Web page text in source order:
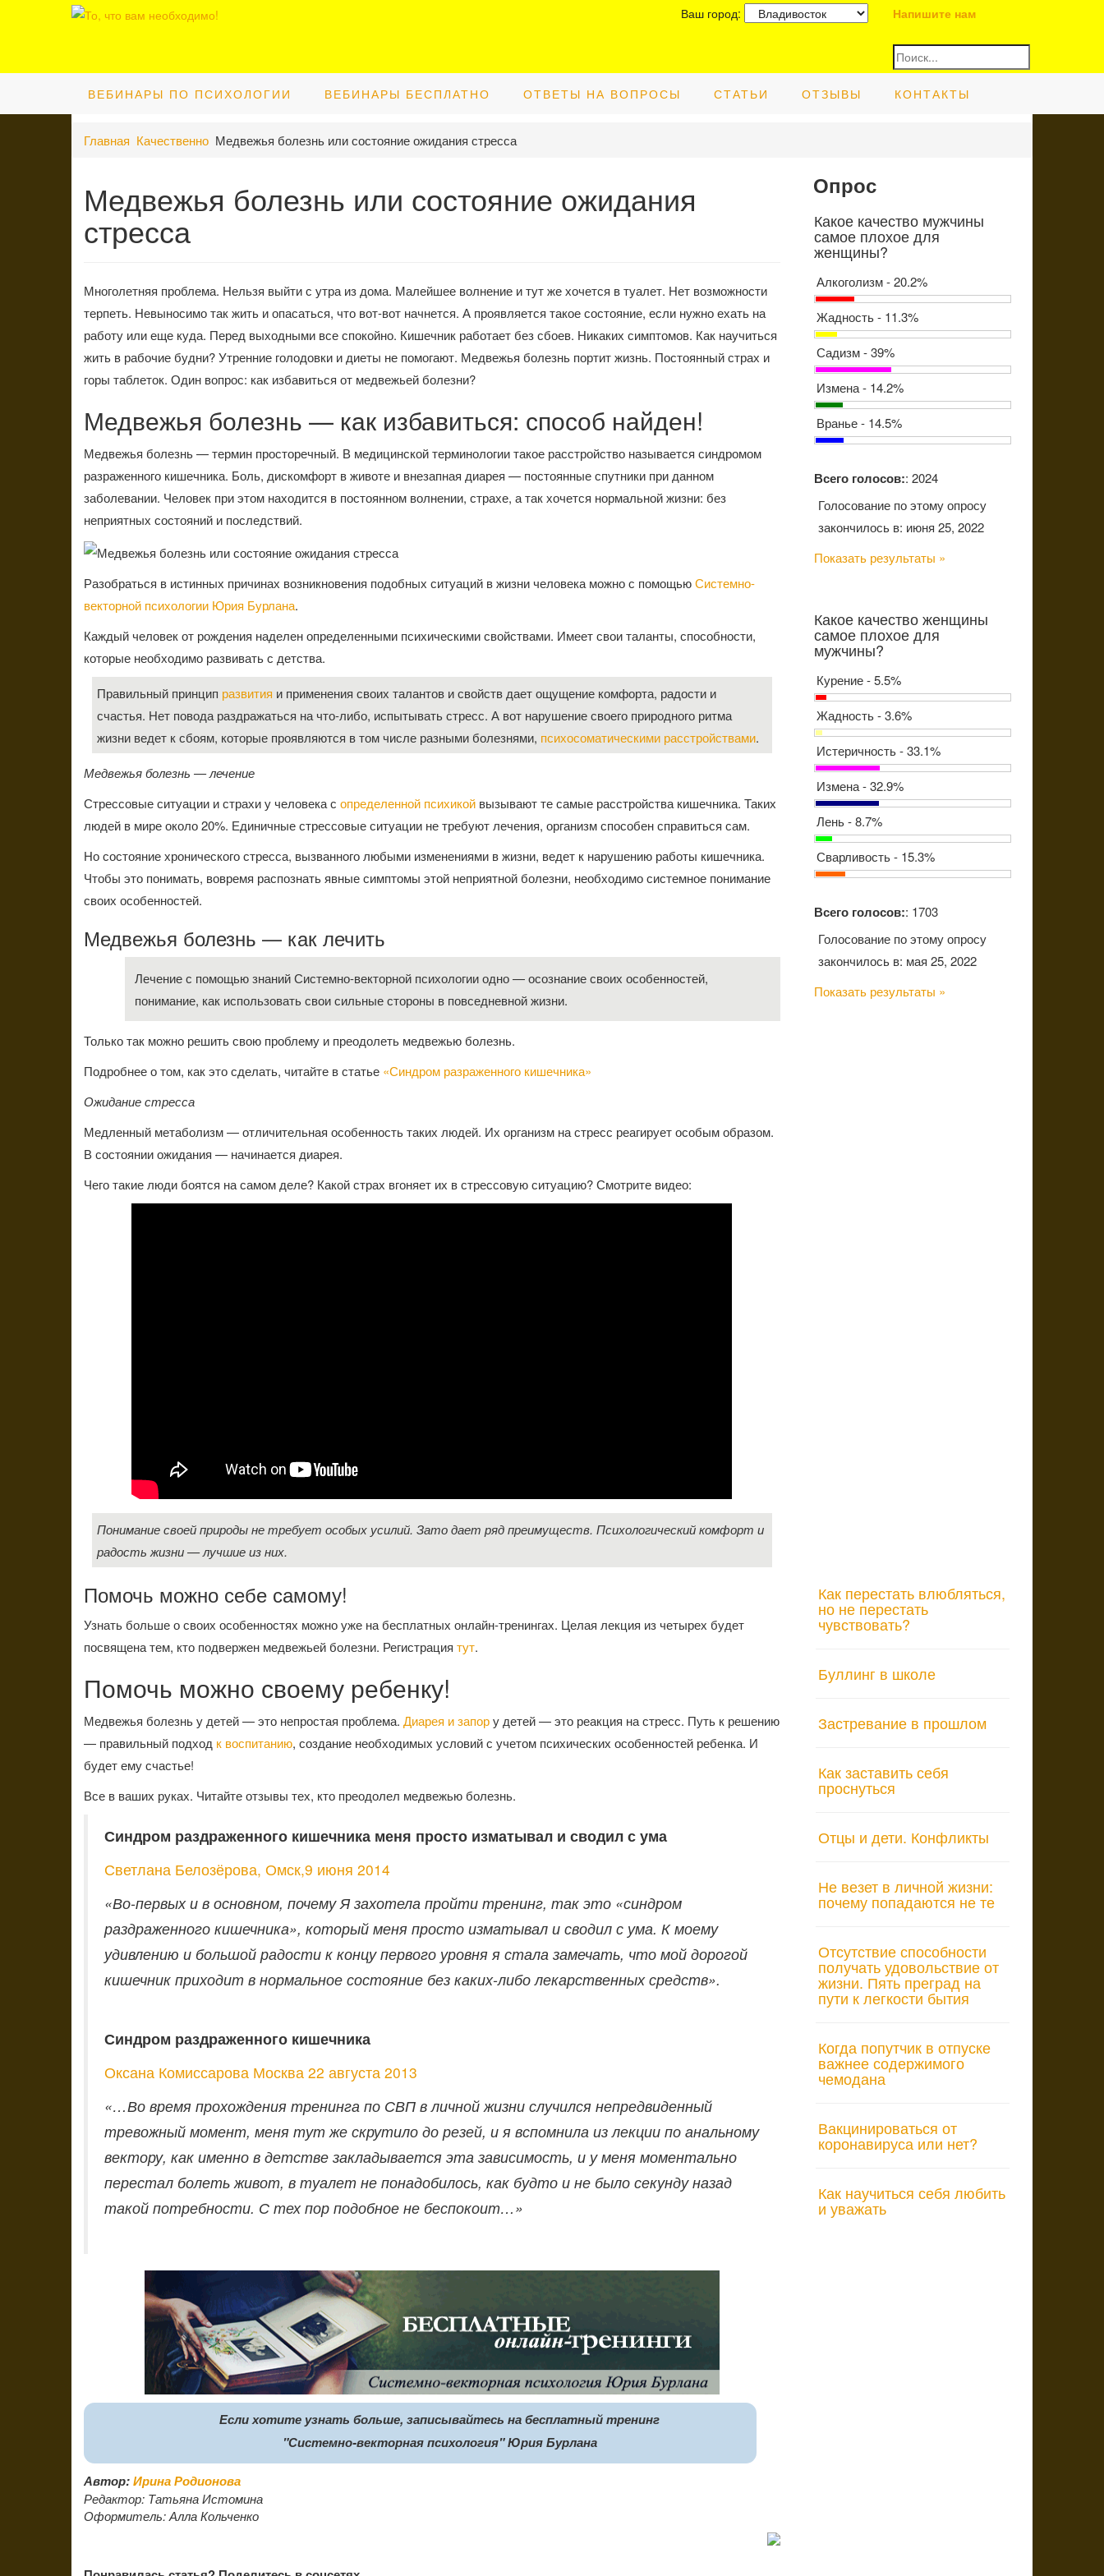
Ваш город: Напишите нам
ВЕБИНАРЫ ПО ПСИХОЛОГИИ ВЕБИНАРЫ БЕСПЛАТНО ОТВЕТЫ НА ВОПРОСЫ СТАТЬИ ОТЗЫВЫ КОНТАКТЫ
Главная Качественно Медвежья болезнь или состояние ожидания стресса
Медвежья болезнь или состояние ожидания
стресса
Многолетняя проблема. Нельзя выйти с утра из дома. Малейшее волнение и тут же хочется в туалет. Нет возможности
терпеть. Невыносимо так жить и опасаться, что вот-вот начнется. А проявляется такое состояние, если нужно ехать на
работу или еще куда. Перед выходными все спокойно. Кишечник работает без сбоев. Никаких симптомов. Как научиться
жить в рабочие будни? Утренние голодовки и диеты не помогают. Медвежья болезнь портит жизнь. Постоянный страх и
горы таблеток. Один вопрос: как избавиться от медвежьей болезни?
Медвежья болезнь — как избавиться: способ найден!
Медвежья болезнь — термин просторечный. В медицинской терминологии такое расстройство называется синдромом
разраженного кишечника. Боль, дискомфорт в животе и внезапная диарея — постоянные спутники при данном
заболевании. Человек при этом находится в постоянном волнении, страхе, а так хочется нормальной жизни: без
неприятных состояний и последствий.
Разобраться в истинных причинах возникновения подобных ситуаций в жизни человека можно с помощьюСистемно-
векторной психологии Юрия Бурлана.
Каждый человек от рождения наделен определенными психическими свойствами. Имеет свои таланты, способности,
которые необходимо развивать с детства.
Правильный принцип развития и применения своих талантов и свойств дает ощущение комфорта, радости и
счастья. Нет повода раздражаться на что-либо, испытывать стресс. А вот нарушение своего природного ритма
жизни ведет к сбоям, которые проявляются в том числе разными болезнями, психосоматическими расстройствами.
Медвежья болезнь — лечение
Стрессовые ситуации и страхи у человека с определенной психикой вызывают те самые расстройства кишечника. Таких
людей в мире около 20%. Единичные стрессовые ситуации не требуют лечения, организм способен справиться сам.
Но состояние хронического стресса, вызванного любыми изменениями в жизни, ведет к нарушению работы кишечника.
Чтобы это понимать, вовремя распознать явные симптомы этой неприятной болезни, необходимо системное понимание
своих особенностей.
Медвежья болезнь — как лечить
Лечение с помощью знаний Системно-векторной психологии одно — осознание своих особенностей,
понимание, как использовать свои сильные стороны в повседневной жизни.
Только так можно решить свою проблему и преодолеть медвежью болезнь.
Подробнее о том, как это сделать, читайте в статье «Синдром разраженного кишечника»
Ожидание стресса
Медленный метаболизм — отличительная особенность таких людей. Их организм на стресс реагирует особым образом.
В состоянии ожидания — начинается диарея.
Чего такие люди боятся на самом деле? Какой страх вгоняет их в стрессовую ситуацию? Смотрите видео:
Понимание своей природы не требует особых усилий. Зато дает ряд преимуществ. Психологический комфорт и
радость жизни — лучшие из них.
Помочь можно себе самому!
Узнать больше о своих особенностях можно уже на бесплатных онлайн-тренингах. Целая лекция из четырех будет
посвящена тем, кто подвержен медвежьей болезни. Регистрация тут.
Помочь можно своему ребенку!
Медвежья болезнь у детей — это непростая проблема. Диарея и запору детей — это реакция на стресс. Путь к решению
— правильный подход к воспитанию, создание необходимых условий с учетом психических особенностей ребенка. И
будет ему счастье!
Все в ваших руках. Читайте отзывы тех, кто преодолел медвежью болезнь.
Синдром раздраженного кишечника меня просто изматывал и сводил с ума
Светлана Белозёрова, Омск,9 июня 2014
«Во-первых и в основном, почему Я захотела пройти тренинг, так это «синдром
раздраженного кишечника», который меня просто изматывал и сводил с ума. К моему
удивлению и большой радости к концу первого уровня я стала замечать, что мой дорогой
кишечник приходит в нормальное состояние без каких-либо лекарственных средств».
Синдром раздраженного кишечника
Оксана Комиссарова Москва 22 августа 2013
«…Во время прохождения тренинга по СВП в личной жизни случился непредвиденный
тревожный момент, меня тут же скрутило до резей, и я вспомнила из лекции по анальному
вектору, как именно в детстве закладывается эта зависимость, и у меня моментально
перестал болеть живот, в туалет не понадобилось, как будто и не было секунду назад
такой потребности. С тех пор подобное не беспокоит…»
Если хотите узнать больше, записывайтесь на бесплатный тренинг
"Системно-векторная психология" Юрия Бурлана
Автор:Ирина Родионова
Редактор: Татьяна Истомина
Оформитель:Алла Кольченко
Опрос
Какое качество мужчины
самое плохое для
женщины?
Алкоголизм - 20.2%
Жадность - 11.3%
Садизм - 39%
Измена - 14.2%
Вранье - 14.5%
Всего голосов:: 2024
Голосование по этому опросу
закончилось в: июня 25, 2022
Показать результаты »
Какое качество женщины
самое плохое для
мужчины?
Курение - 5.5%
Жадность - 3.6%
Истеричность - 33.1%
Измена - 32.9%
Лень - 8.7%
Сварливость - 15.3%
Всего голосов:: 1703
Голосование по этому опросу
закончилось в: мая 25, 2022
Показать результаты »
Как перестать влюбляться,
но не перестать
чувствовать?
Буллинг в школе
Застревание в прошлом
Как заставить себя
проснуться
Отцы и дети. Конфликты
Не везет в личной жизни:
почему попадаются не те
Отсутствие способности
получать удовольствие от
жизни. Пять преград на
пути к легкости бытия
Когда попутчик в отпуске
важнее содержимого
чемодана
Вакцинироваться от
коронавируса или нет?
Как научиться себя любить
и уважать